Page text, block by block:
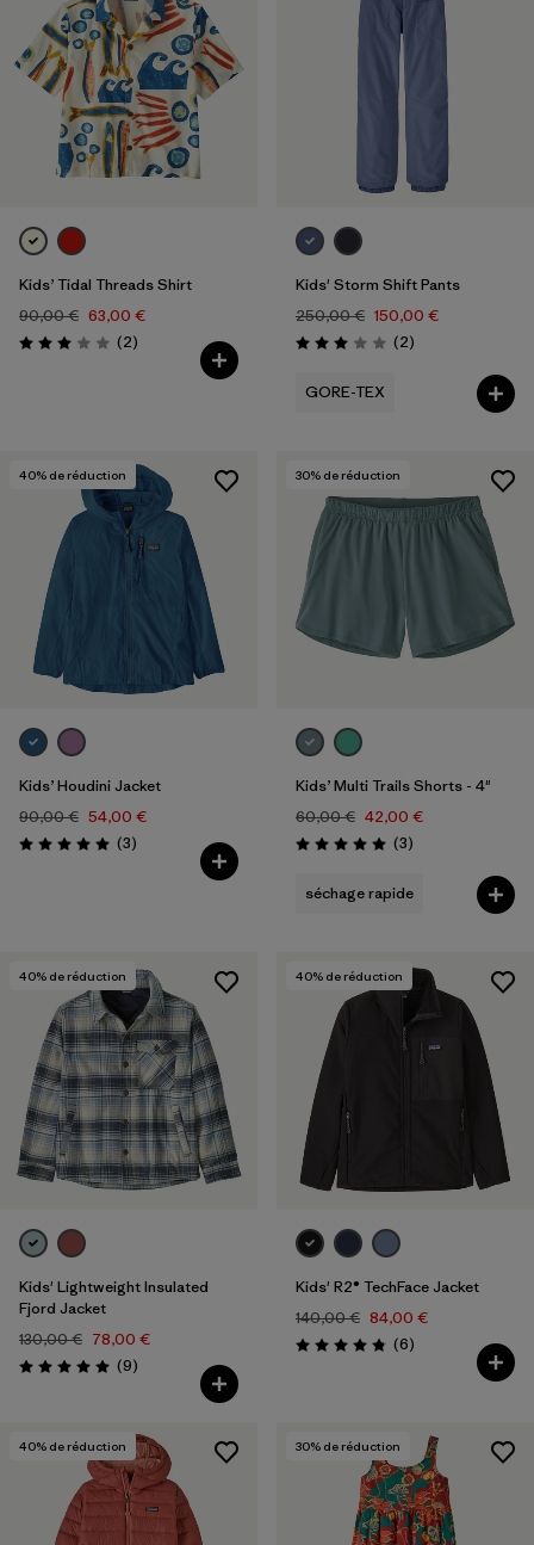
Kids’ Tidal Threads Shirt
90,00 € 63,00 €
Évaluation: 3.0 / 5
(2Avis
)
Kids' Storm Shift Pants
250,00 € 150,00 €
Évaluation: 3.0 / 5
(2Avis
)
GORE-TEX
40% de réduction
Kids’ Houdini Jacket
90,00 € 54,00 €
Évaluation: 5.0 / 5
(3Avis
)
30% de réduction
Kids’ Multi Trails Shorts - 4"
60,00 € 42,00 €
Évaluation: 5.0 / 5
(3Avis
)
séchage rapide
40% de réduction
Kids' Lightweight Insulated
Fjord Jacket
130,00 € 78,00 €
Évaluation: 5.0 / 5
(9Avis
)
40% de réduction
Kids' R2® TechFace Jacket
140,00 € 84,00 €
Évaluation: 4.8 / 5
(6Avis
)
40% de réduction 30% de réduction